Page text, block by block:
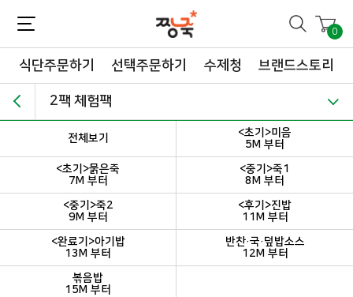
0
식단주문하기 선택주문하기 수제청 브랜드스토리
2팩 체험팩
전체보기
<초기>미음
5M 부터
<초기>묽은죽
7M 부터
<중기>죽1
8M 부터
<중기>죽2
9M 부터
<후기>진밥
11M 부터
<완료기>아기밥
13M 부터
반찬·국·덮밥소스
12M 부터
볶음밥
15M 부터